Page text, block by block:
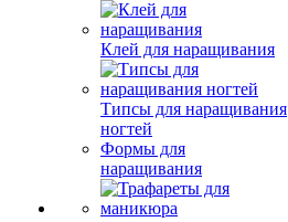
Клей для наращивания
Типсы для наращивания
ногтей
Формы для
наращивания